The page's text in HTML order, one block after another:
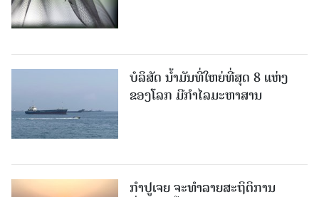
ບໍລິສັດ ນ້ຳມັນທີ່ໃຫຍ່ທີ່ສຸດ 8 ແຫ່ງ
ຂອງໂລກ ມີກຳໄລມະຫາສານ
ກຳປູເຈຍ ຈະທຳລາຍສະຖິຕິການ